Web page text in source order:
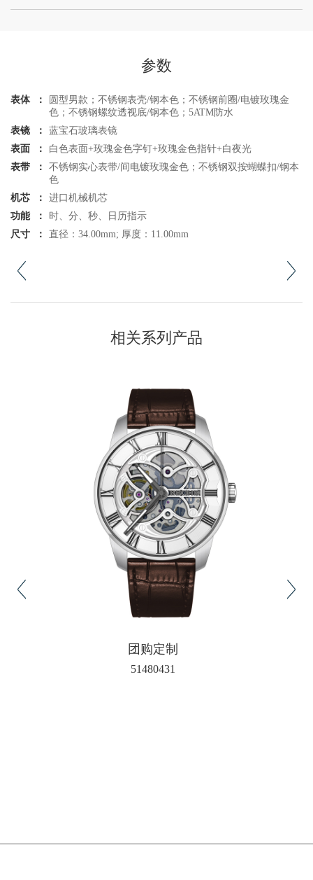
参数
表体 ：
圆型男款；不锈钢表壳/钢本色；不锈钢前圈/电镀玫瑰金
色；不锈钢螺纹透视底/钢本色；5ATM防水
表镜 ：
蓝宝石玻璃表镜
表面 ：
白色表面+玫瑰金色字钉+玫瑰金色指针+白夜光
表带 ：
不锈钢实心表带/间电镀玫瑰金色；不锈钢双按蝴蝶扣/钢本
色
机芯 ：
进口机械机芯
功能 ：
时、分、秒、日历指示
尺寸 ：
直径：34.00mm; 厚度：11.00mm
相关系列产品
团购定制
51480431